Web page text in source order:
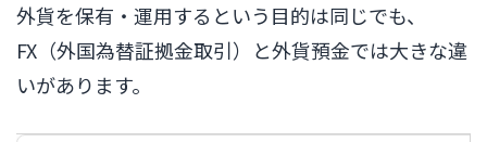
外貨を保有・運用するという目的は同じでも、
FX（外国為替証拠金取引）と外貨預金では大きな違
いがあります。